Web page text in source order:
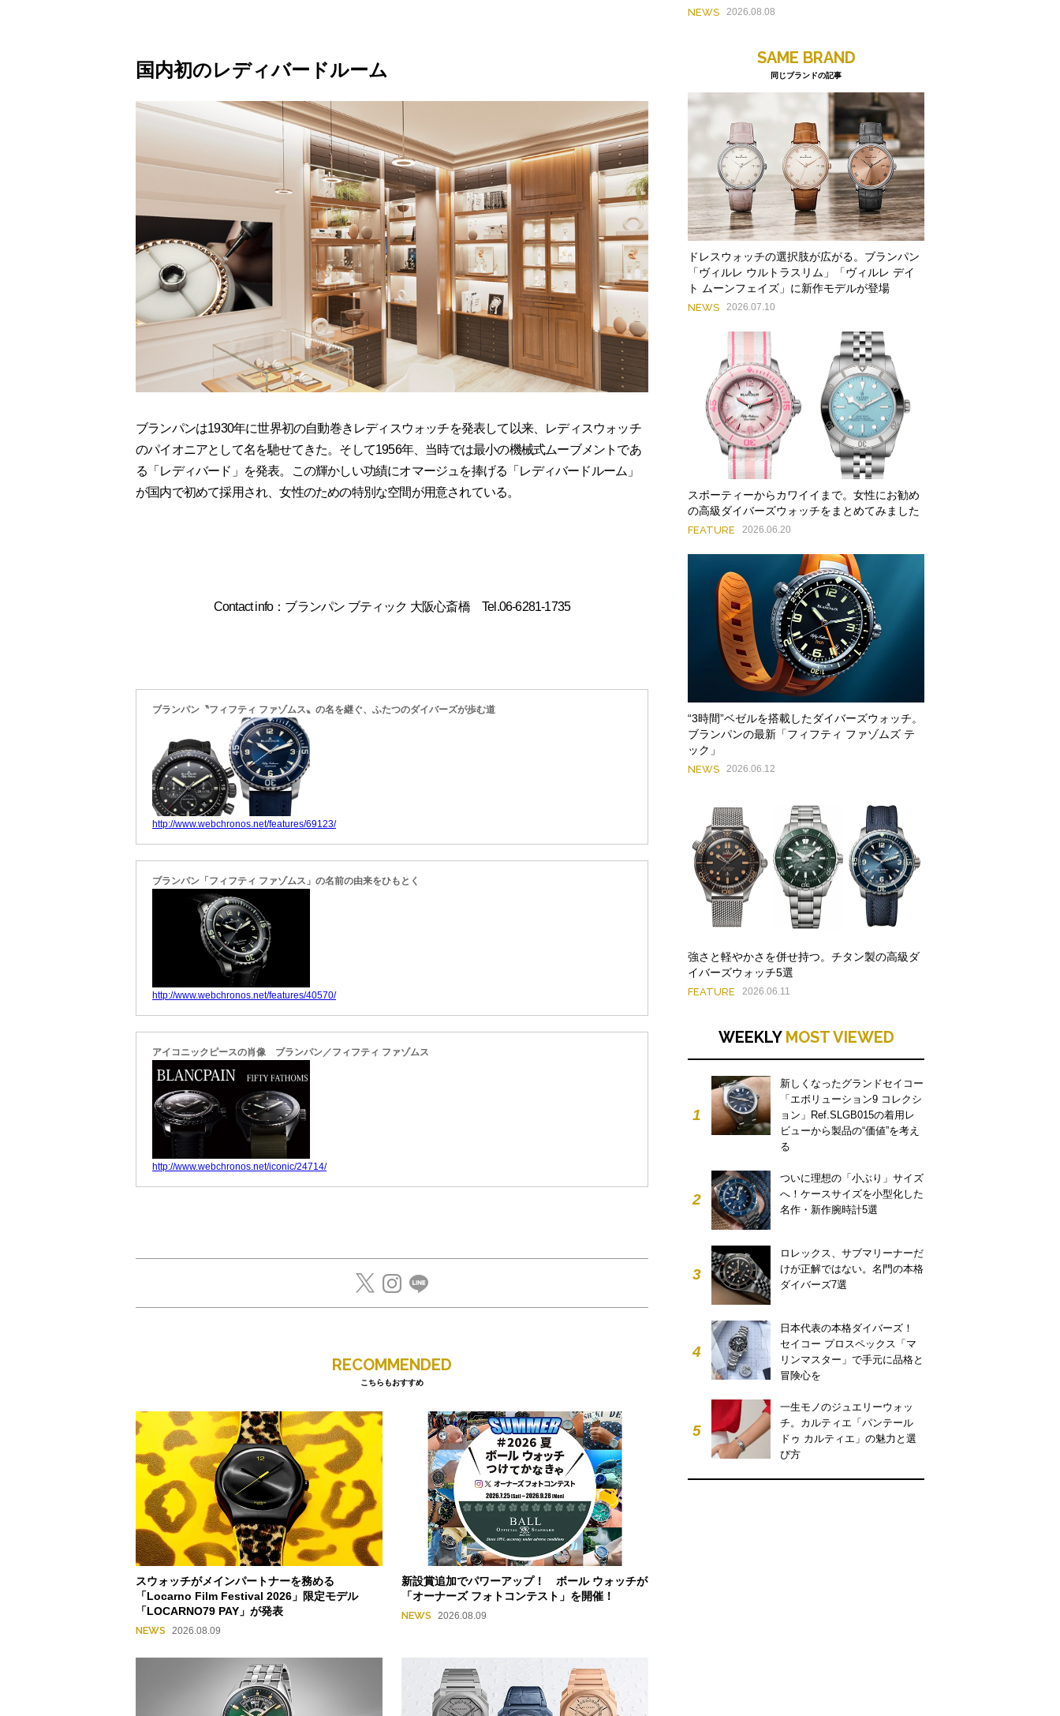
国内初のレディバードルーム
ブランパンは1930年に世界初の自動巻きレディスウォッチを発表して以来、レディスウォッチ
のパイオニアとして名を馳せてきた。そして1956年、当時では最小の機械式ムーブメントであ
る「レディバード」を発表。この輝かしい功績にオマージュを捧げる「レディバードルーム」
が国内で初めて採用され、女性のための特別な空間が用意されている。
Contact info：ブランパン ブティック 大阪心斎橋 Tel.06-6281-1735
ブランパン〝フィフティ ファゾムス〟の名を継ぐ、ふたつのダイバーズが歩む道
http://www.webchronos.net/features/69123/
ブランパン「フィフティ ファゾムス」の名前の由来をひもとく
http://www.webchronos.net/features/40570/
アイコニックピースの肖像 ブランパン／フィフティ ファゾムス
http://www.webchronos.net/iconic/24714/
RECOMMENDED
こちらもおすすめ
スウォッチがメインパートナーを務める
「Locarno Film Festival 2026」限定モデル
「LOCARNO79 PAY」が発表
NEWS 2026.08.09
新設賞追加でパワーアップ！ ボール ウォッチが
「オーナーズ フォトコンテスト」を開催！
NEWS 2026.08.09
NEWS 2026.08.08
SAME BRAND
同じブランドの記事
ドレスウォッチの選択肢が広がる。ブランパン
「ヴィルレ ウルトラスリム」「ヴィルレ デイ
ト ムーンフェイズ」に新作モデルが登場
NEWS 2026.07.10
スポーティーからカワイイまで。女性にお勧め
の高級ダイバーズウォッチをまとめてみました
FEATURE 2026.06.20
“3時間”ベゼルを搭載したダイバーズウォッチ。
ブランパンの最新「フィフティ ファゾムズ テ
ック」
NEWS 2026.06.12
強さと軽やかさを併せ持つ。チタン製の高級ダ
イバーズウォッチ5選
FEATURE 2026.06.11
WEEKLY MOST VIEWED
1
新しくなったグランドセイコー
「エボリューション9 コレクシ
ョン」Ref.SLGB015の着用レ
ビューから製品の“価値”を考え
る
2
ついに理想の「小ぶり」サイズ
へ！ケースサイズを小型化した
名作・新作腕時計5選
3
ロレックス、サブマリーナーだ
けが正解ではない。名門の本格
ダイバーズ7選
4
日本代表の本格ダイバーズ！
セイコー プロスペックス「マ
リンマスター」で手元に品格と
冒険心を
5
一生モノのジュエリーウォッ
チ。カルティエ「パンテール
ドゥ カルティエ」の魅力と選
び方